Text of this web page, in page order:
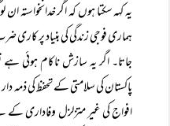
یہ کہہ سکتا ہوں کہ اگر خدانخواستہ
ہماری فوجی زندگی کی بنیاد پر کاری
جاتا۔ اگر یہ سازش ناکام ہوئی
پاکستان کی سلامتی کے تحفظ کی ذمہ
افواج کی غیر متزلزل وفاداری کے